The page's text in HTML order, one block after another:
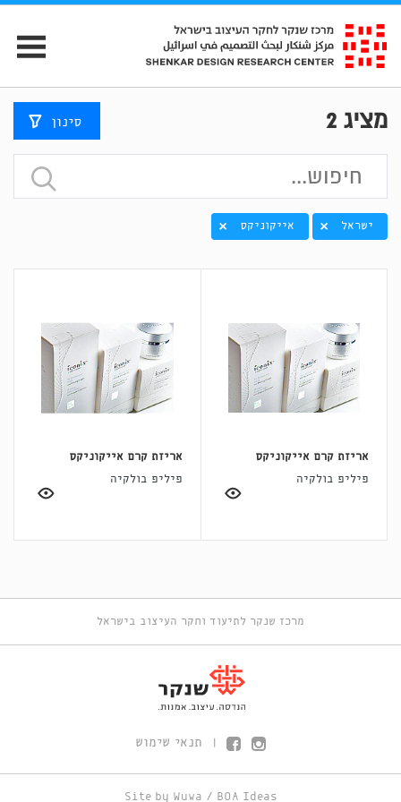
מציג 2 סינון
ישראל אייקוניקס
אריזת קרם אייקוניקס
פיליפ בולקיה
אריזת קרם אייקוניקס
פיליפ בולקיה
מרכז שנקר לתיעוד וחקר העיצוב בישראל
תנאי שימוש
Site by Wuwa / BOA Ideas